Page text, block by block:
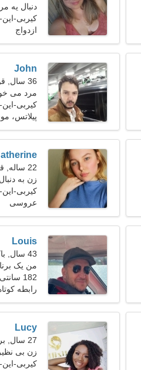
دنبال یه
کیربی-
ازدواج
John
36 سال, قوس
مرد می
کیربی-این-
پیلاتس،
22 ساله, قوس
زن به دنبال
کیربی-
عروسی
Louis
43 سال, باکره
من یک
هستم
182 سانتی متر (6'0")، 84 کیلوگرم (185 پوند)
رابطه
Lucy
27 سال, برج جدی
زن بی
کیربی-